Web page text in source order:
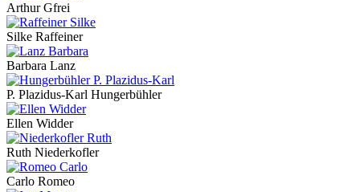
Arthur Gfrei
Silke Raffeiner
Barbara Lanz
P. Plazidus-Karl Hungerbühler
Ellen Widder
Ruth Niederkofler
Carlo Romeo